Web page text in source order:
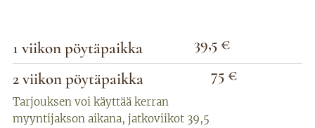
1 viikon pöytäpaikka
39,5 €
2 viikon pöytäpaikka
Tarjouksen voi käyttää kerran
myyntijakson aikana, jatkoviikot 39,5
75 €